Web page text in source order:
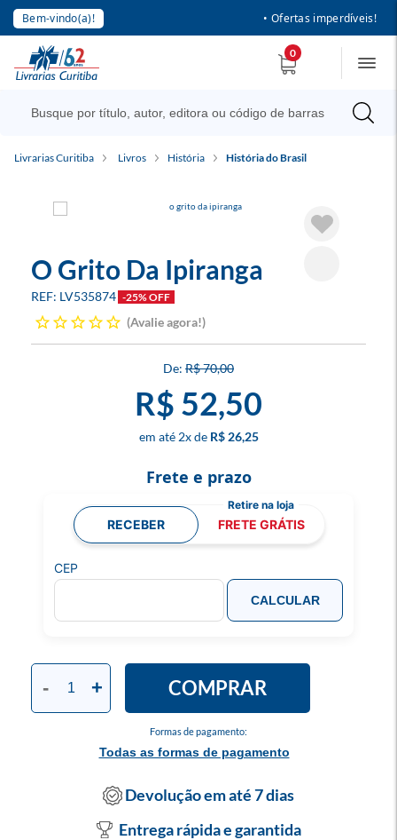
Bem-vindo(a)! • Ofertas imperdíveis!
0
Livrarias Curitiba Livros História História do Brasil
O Grito Da Ipiranga
LV535874 -25% OFF
Avalie agora!
R$ 70,00
R$ 52,50
2x R$ 26,25
Formas de pagamento:
Todas as formas de pagamento
- + COMPRAR
Frete e prazo
RECEBER FRETE GRÁTIS
CEP
CALCULAR
Devolução em até 7 dias
Entrega rápida e garantida